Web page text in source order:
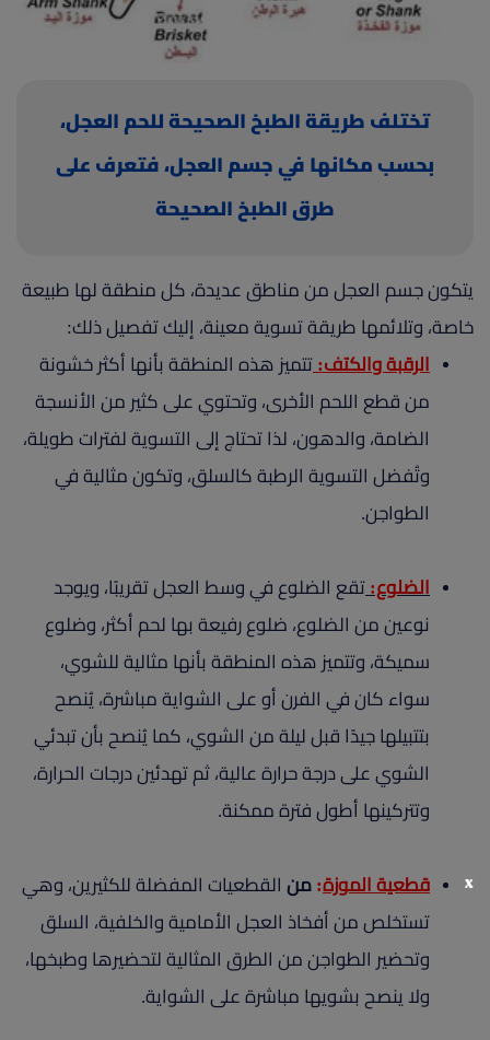
أعلن معنا(current)
تختلف طريقة الطبخ الصحيحة للحم العجل،
بحسب مكانها في جسم العجل، فتعرف على
طرق الطبخ الصحيحة
يتكون جسم العجل من مناطق عديدة، كل منطقة لها طبيعة
خاصة، وتلائمها طريقة تسوية معينة، إليك تفصيل ذلك:
الرقبة والكتف: تتميز هذه المنطقة بأنها أكثر خشونة
من قطع اللحم الأخرى، وتحتوي على كثير من الأنسجة
الضامة، والدهون، لذا تحتاج إلى التسوية لفترات طويلة،
وتُفضل التسوية الرطبة كالسلق، وتكون مثالية في
الطواجن.
الضلوع: تقع الضلوع في وسط العجل تقريبًا، ويوجد
نوعين من الضلوع، ضلوع رفيعة بها لحم أكثر، وضلوع
سميكة، وتتميز هذه المنطقة بأنها مثالية للشوي،
سواء كان في الفرن أو على الشواية مباشرة، يُنصح
بتتبيلها جيدًا قبل ليلة من الشوي، كما يُنصح بأن تبدئي
الشوي على درجة حرارة عالية، ثم تهدئين درجات الحرارة،
وتتركينها أطول فترة ممكنة.
قطعية الموزة: من القطعيات المفضلة للكثيرين، وهي
تستخلص من أفخاذ العجل الأمامية والخلفية، السلق
وتحضير الطواجن من الطرق المثالية لتحضيرها وطبخها،
ولا ينصح بشويها مباشرة على الشواية.
x